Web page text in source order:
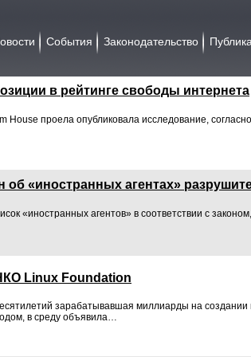
События Законодательство
в рейтинге свободы интернета
проела опубликовала исследование,
«иностранных агентах»
«иностранных агентов» в соответствии с
Linux Foundation
зарабатывавшая миллиарды на создании
в среду объявила…